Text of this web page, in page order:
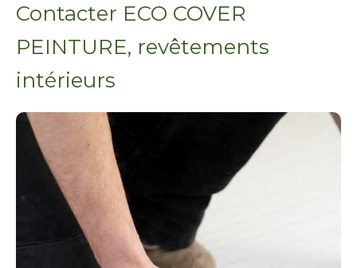
Contacter ECO COVER
PEINTURE, revêtements
intérieurs